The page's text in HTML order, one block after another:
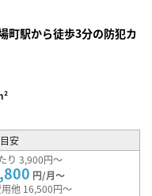
町駅から徒歩3分の防犯カ
安
り 3,900円～
円/月～
他 16,500円～